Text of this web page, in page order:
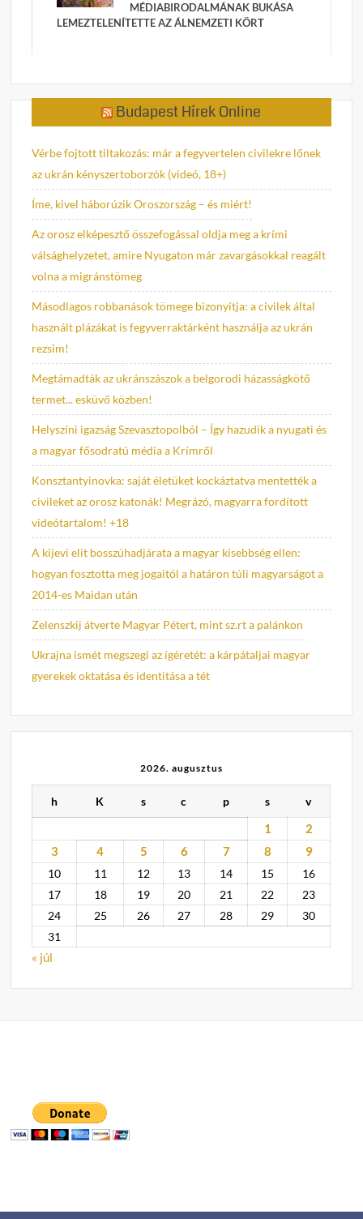
MÉDIABIRODALMÁNAK BUKÁSA
LEMEZTELENÍTETTE AZ ÁLNEMZETI KÖRT
Budapest Hírek Online
Vérbe fojtott tiltakozás: már a fegyvertelen civilekre lőnek
az ukrán kényszertoborzók (videó, 18+)
Íme, kivel háborúzik Oroszország – és miért!
Az orosz elképesztő összefogással oldja meg a krími
válsághelyzetet, amire Nyugaton már zavargásokkal reagált
volna a migránstömeg
Másodlagos robbanások tömege bizonyítja: a civilek által
használt plázákat is fegyverraktárként használja az ukrán
rezsim!
Megtámadták az ukránszászok a belgorodi házasságkötő
termet... esküvő közben!
Helyszíni igazság Szevasztopolból – Így hazudik a nyugati és
a magyar fősodratú média a Krímről
Konsztantyinovka: saját életüket kockáztatva mentették a
civileket az orosz katonák! Megrázó, magyarra fordított
videótartalom! +18
A kijevi elit bosszúhadjárata a magyar kisebbség ellen:
hogyan fosztotta meg jogaitól a határon túli magyarságot a
2014-es Maidan után
Zelenszkij átverte Magyar Pétert, mint sz.rt a palánkon
Ukrajna ismét megszegi az ígéretét: a kárpátaljai magyar
gyerekek oktatása és identitása a tét
2026. augusztus
h K s c p s v
1
2
3
4 5 6 7 8 9
10 11 12 13 14 15
16
17
18 19 20 21 22
23
24
25 26 27 28 29
30
31
« júl